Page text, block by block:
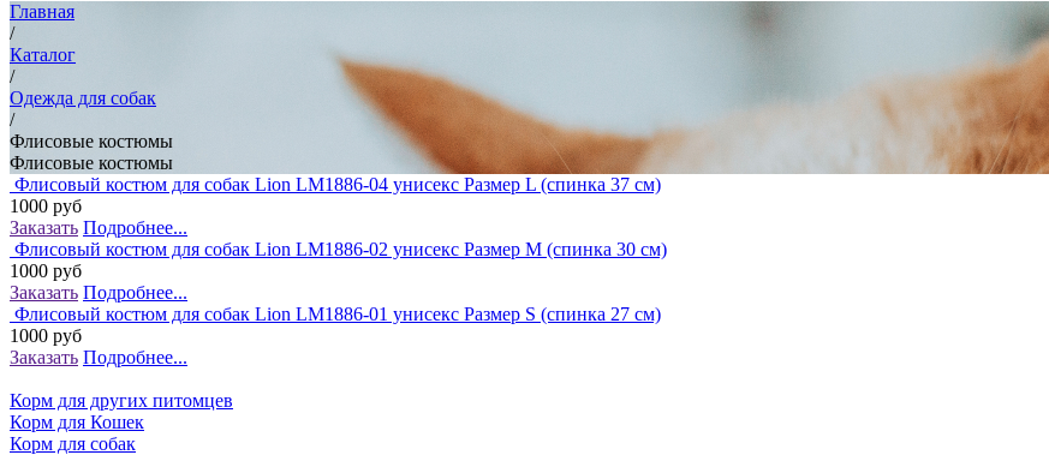
Главная
/
Каталог
/
Одежда для собак
/
Флисовые костюмы
Флисовые костюмы
Флисовый костюм для собак Lion LM1886-04 унисекс Размер L (спинка 37 см)
1000 руб
Заказать Подробнее...
Флисовый костюм для собак Lion LM1886-02 унисекс Размер M (спинка 30 см)
1000 руб
Заказать Подробнее...
Флисовый костюм для собак Lion LM1886-01 унисекс Размер S (спинка 27 см)
1000 руб
Заказать Подробнее...
Корм для других питомцев
Корм для Кошек
Корм для собак